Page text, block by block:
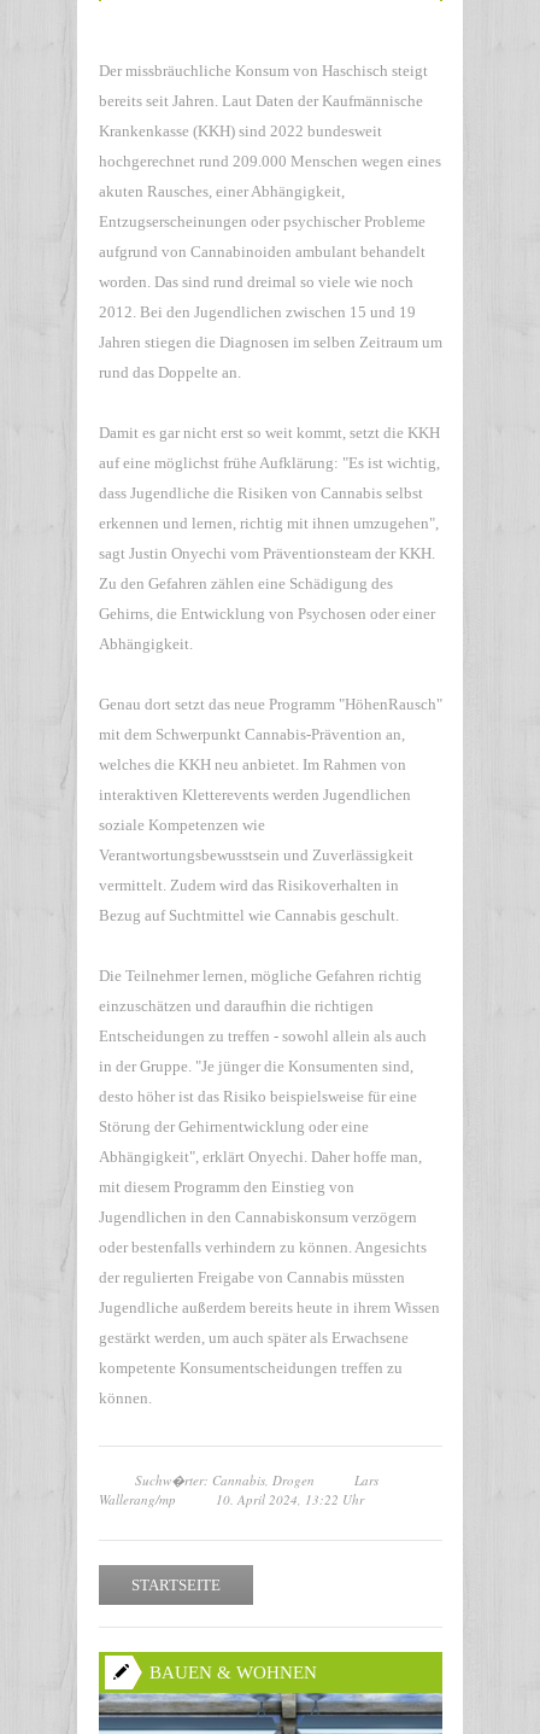
Der missbräuchliche Konsum von Haschisch steigt
bereits seit Jahren. Laut Daten der Kaufmännische
Krankenkasse (KKH) sind 2022 bundesweit
hochgerechnet rund 209.000 Menschen wegen eines
akuten Rausches, einer Abhängigkeit,
Entzugserscheinungen oder psychischer Probleme
aufgrund von Cannabinoiden ambulant behandelt
worden. Das sind rund dreimal so viele wie noch
2012. Bei den Jugendlichen zwischen 15 und 19
Jahren stiegen die Diagnosen im selben Zeitraum um
rund das Doppelte an.
Damit es gar nicht erst so weit kommt, setzt die KKH
auf eine möglichst frühe Aufklärung: "Es ist wichtig,
dass Jugendliche die Risiken von Cannabis selbst
erkennen und lernen, richtig mit ihnen umzugehen",
sagt Justin Onyechi vom Präventionsteam der KKH.
Zu den Gefahren zählen eine Schädigung des
Gehirns, die Entwicklung von Psychosen oder einer
Abhängigkeit.
Genau dort setzt das neue Programm "HöhenRausch"
mit dem Schwerpunkt Cannabis-Prävention an,
welches die KKH neu anbietet. Im Rahmen von
interaktiven Kletterevents werden Jugendlichen
soziale Kompetenzen wie
Verantwortungsbewusstsein und Zuverlässigkeit
vermittelt. Zudem wird das Risikoverhalten in
Bezug auf Suchtmittel wie Cannabis geschult.
Die Teilnehmer lernen, mögliche Gefahren richtig
einzuschätzen und daraufhin die richtigen
Entscheidungen zu treffen - sowohl allein als auch
in der Gruppe. "Je jünger die Konsumenten sind,
desto höher ist das Risiko beispielsweise für eine
Störung der Gehirnentwicklung oder eine
Abhängigkeit", erklärt Onyechi. Daher hoffe man,
mit diesem Programm den Einstieg von
Jugendlichen in den Cannabiskonsum verzögern
oder bestenfalls verhindern zu können. Angesichts
der regulierten Freigabe von Cannabis müssten
Jugendliche außerdem bereits heute in ihrem Wissen
gestärkt werden, um auch später als Erwachsene
kompetente Konsumentscheidungen treffen zu
können.
Suchw�rter: Cannabis, Drogen
Lars
Wallerang/mp
10. April 2024, 13:22 Uhr
STARTSEITE
BAUEN & WOHNEN